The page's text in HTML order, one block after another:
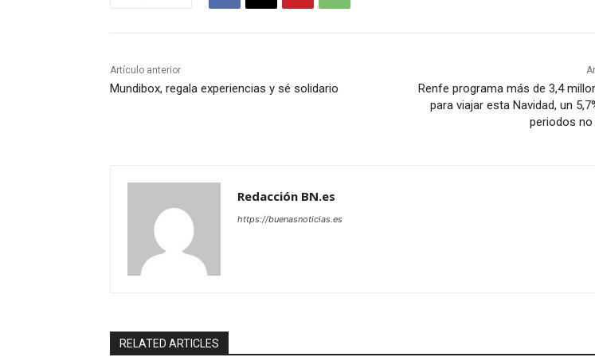
Artículo anterior
Mundibox, regala experiencias y sé solidario
Renfe programa más de 3,4
para viajar esta Navidad, un
periodos
Redacción BN.es
https://buenasnoticias.es
RELATED ARTICLES